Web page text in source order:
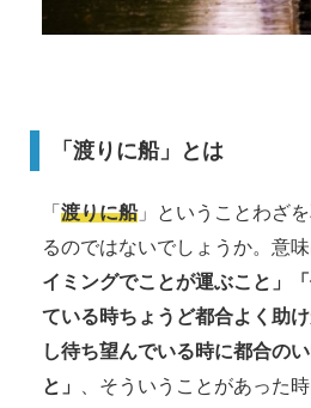
「渡りに船」とは
「 渡りに船」ということわざ
るのではないでしょうか。意
イミングでことが運ぶこと」
ている時ちょうど都合よく助
し待ち望んでいる時に都合の
と」
、そういうことがあった